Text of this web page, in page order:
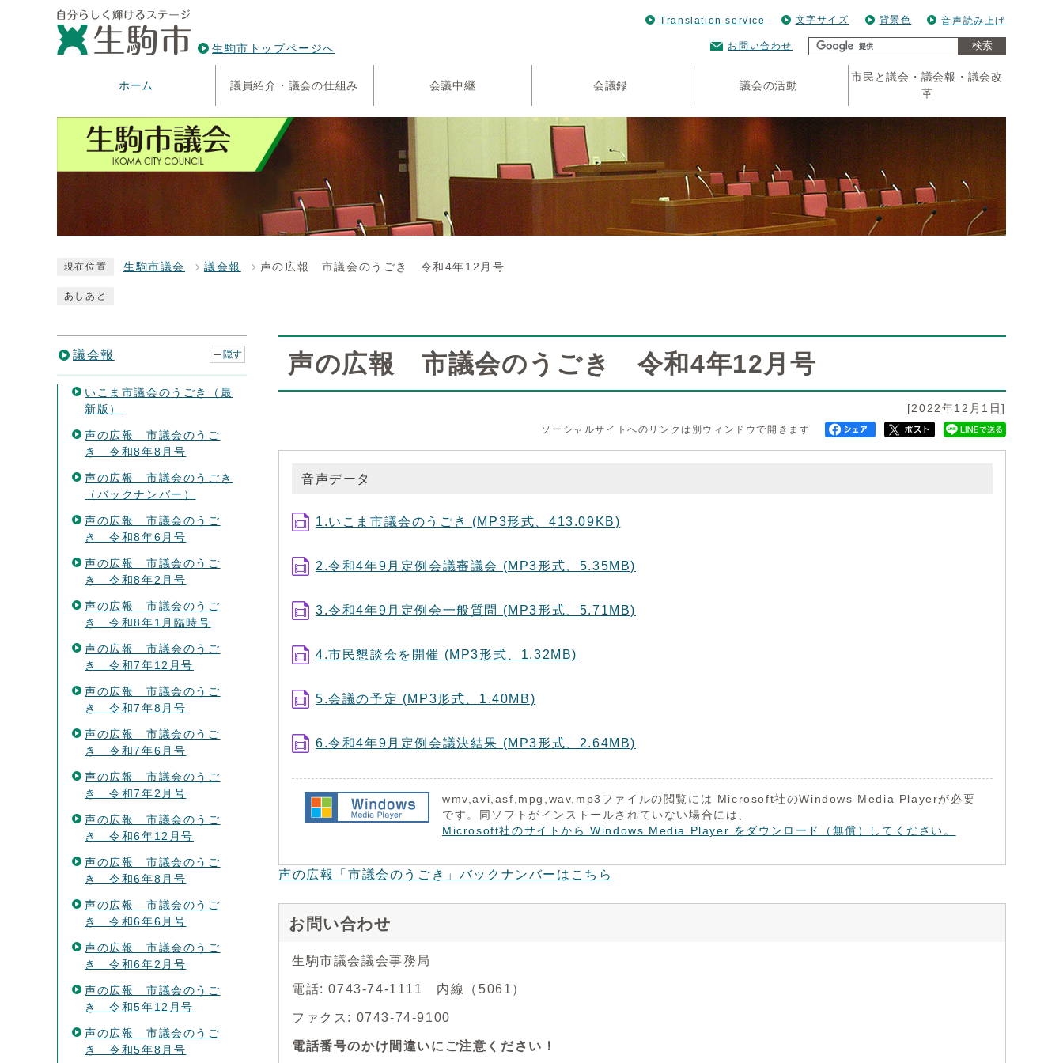
生駒市トップページへ
Translation service 文字サイズ 背景色 音声読み上げ
お問い合わせ 検索
ホーム 議員紹介・議会の仕組み 会議中継 会議録 議会の活動
市民と議会・議会報・議会改
革
現在位置 生駒市議会 議会報 声の広報 市議会のうごき 令和4年12月号
あしあと
声の広報 市議会のうごき 令和4年12月号
[2022年12月1日]
ソーシャルサイトへのリンクは別ウィンドウで開きます
音声データ
1.いこま市議会のうごき (MP3形式、413.09KB)
2.令和4年9月定例会議審議会 (MP3形式、5.35MB)
3.令和4年9月定例会一般質問 (MP3形式、5.71MB)
4.市民懇談会を開催 (MP3形式、1.32MB)
5.会議の予定 (MP3形式、1.40MB)
6.令和4年9月定例会議決結果 (MP3形式、2.64MB)
wmv,avi,asf,mpg,wav,mp3ファイルの閲覧には Microsoft社のWindows Media Playerが必要
です。同ソフトがインストールされていない場合には、
Microsoft社のサイトから Windows Media Player をダウンロード（無償）してください。
声の広報「市議会のうごき」バックナンバーはこちら
お問い合わせ
生駒市議会議会事務局
電話: 0743-74-1111 内線（5061）
ファクス: 0743-74-9100
電話番号のかけ間違いにご注意ください！
議会報 隠す
いこま市議会のうごき（最
新版）
声の広報 市議会のうご
き 令和8年8月号
声の広報 市議会のうごき
（バックナンバー）
声の広報 市議会のうご
き 令和8年6月号
声の広報 市議会のうご
き 令和8年2月号
声の広報 市議会のうご
き 令和8年1月臨時号
声の広報 市議会のうご
き 令和7年12月号
声の広報 市議会のうご
き 令和7年8月号
声の広報 市議会のうご
き 令和7年6月号
声の広報 市議会のうご
き 令和7年2月号
声の広報 市議会のうご
き 令和6年12月号
声の広報 市議会のうご
き 令和6年8月号
声の広報 市議会のうご
き 令和6年6月号
声の広報 市議会のうご
き 令和6年2月号
声の広報 市議会のうご
き 令和5年12月号
声の広報 市議会のうご
き 令和5年8月号